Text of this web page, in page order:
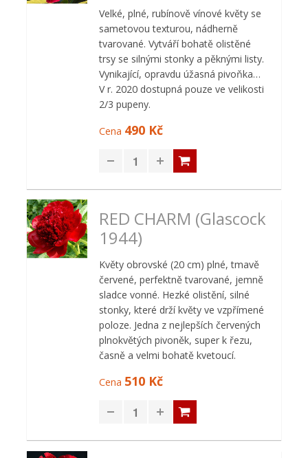
Velké, plné, rubínově vínové květy se
sametovou texturou, nádherně
tvarované. Vytváří bohatě olistěné
trsy se silnými stonky a pěknými listy.
Vynikající, opravdu úžasná pivoňka…
V r. 2020 dostupná pouze ve velikosti
2/3 pupeny.
Cena 490 Kč
RED CHARM (Glascock
1944)
Květy obrovské (20 cm) plné, tmavě
červené, perfektně tvarované, jemně
sladce vonné. Hezké olistění, silné
stonky, které drží květy ve vzpřímené
poloze. Jedna z nejlepších červených
plnokvětých pivoněk, super k řezu,
časně a velmi bohatě kvetoucí.
Cena 510 Kč